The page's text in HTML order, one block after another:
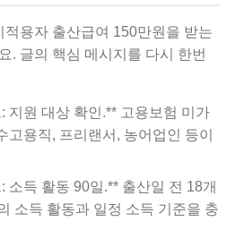
용자 출산급여 150만원을 받는
. 글의 핵심 메시지를 다시 한번
지원 대상 확인.** 고용보험 미가
고용직, 프리랜서, 농어업인 등이
소득 활동 90일.** 출산일 전 18개
소득 활동과 일정 소득 기준을 충